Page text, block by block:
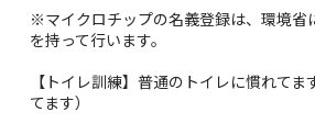
※マイクロチップの名義登録は、環境省
を持って行います。
【トイレ訓練】普通のトイレに慣れて
てます）